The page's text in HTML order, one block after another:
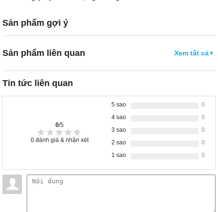
Sản phẩm gợi ý
Sản phẩm liên quan Xem tất cả
Tin tức liên quan
0/5
0 đánh giá & nhận xét
5 sao
0
4 sao
0
3 sao
0
2 sao
0
1 sao
0